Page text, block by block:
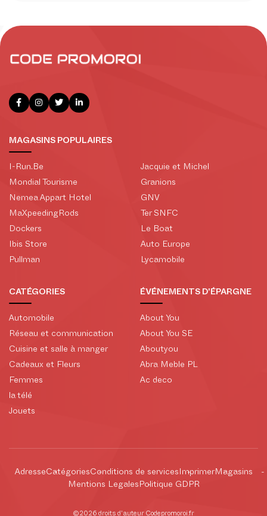
MAGASINS POPULAIRES
I-Run.Be
Mondial Tourisme
Nemea Appart Hotel
MaXpeedingRods
Dockers
Ibis Store
Pullman
Jacquie et Michel
Granions
GNV
Ter SNFC
Le Boat
Auto Europe
Lycamobile
CATÉGORIES
Automobile
Réseau et communication
Cuisine et salle à manger
Cadeaux et Fleurs
Femmes
la télé
Jouets
ÉVÉNEMENTS D'ÉPARGNE
About You
About You SE
Aboutyou
Abra Meble PL
Ac deco
Adresse Catégories Conditions de services Imprimer Magasins
Mentions Legales Politique GDPR
©2026 droits d'auteur Codepromoroi.fr